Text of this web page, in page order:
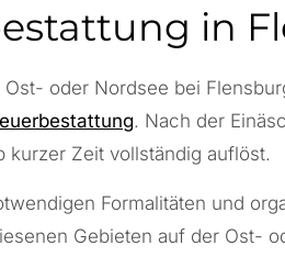
in
Ost- oder Nordsee bei
. Nach der
Zeit vollständig auflöst.
Formalitäten und
Gebieten auf der Ost-